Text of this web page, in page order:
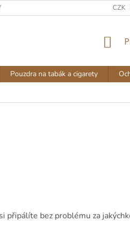
CZK
Pouzdra na tabák a cigarety
připálíte bez problému za